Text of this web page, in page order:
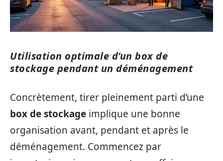
Utilisation optimale d’un box de
stockage pendant un déménagement
Concrètement, tirer pleinement parti d’une
box de stockage implique une bonne
organisation avant, pendant et après le
déménagement. Commencez par